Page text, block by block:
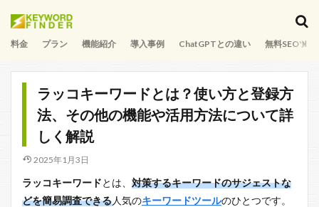
料金 プラン 機能紹介 導入事例 ChatGPTとの違い 無料SEOツー
ラッコキーワードとは？使い方と登録方
法、その他の機能や活用方法について詳
しく解説
2025年1月3日
ラッコキーワードとは、 対策するキーワードのサジェストな
どを簡易調査できる人気のキーワードツールのひとつです。